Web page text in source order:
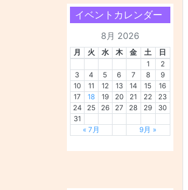
イベントカレンダー
8月 2026
月 火 水 木 金 土
日
1
2
3
4 5 6 7 8
9
10
11 12 13 14 15
16
17
18 19 20 21 22
23
24
25 26 27 28 29
30
31
« 7月
9月 »